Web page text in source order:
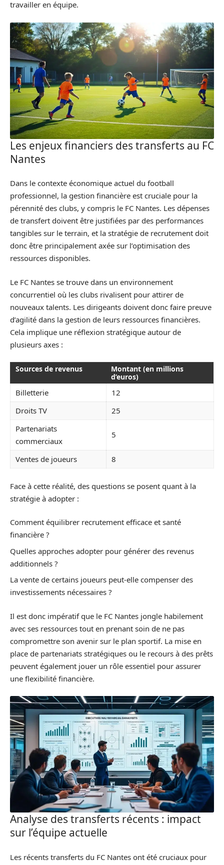
travailler en équipe.
Les enjeux financiers des transferts au FC
Nantes
Dans le contexte économique actuel du football
professionnel, la gestion financière est cruciale pour la
pérennité des clubs, y compris le FC Nantes. Les dépenses
de transfert doivent être justifiées par des performances
tangibles sur le terrain, et la stratégie de recrutement doit
donc être principalement axée sur l’optimisation des
ressources disponibles.
Le FC Nantes se trouve dans un environnement
concurrentiel où les clubs rivalisent pour attirer de
nouveaux talents. Les dirigeants doivent donc faire preuve
d’agilité dans la gestion de leurs ressources financières.
Cela implique une réflexion stratégique autour de
plusieurs axes :
Sources de revenus
Montant (en millions
d’euros)
Billetterie
12
Droits TV
25
Partenariats
commerciaux
5
Ventes de joueurs 8
Face à cette réalité, des questions se posent quant à la
stratégie à adopter :
Comment équilibrer recrutement efficace et santé
financière ?
Quelles approches adopter pour générer des revenus
additionnels ?
La vente de certains joueurs peut-elle compenser des
investissements nécessaires ?
Il est donc impératif que le FC Nantes jongle habilement
avec ses ressources tout en prenant soin de ne pas
compromettre son avenir sur le plan sportif. La mise en
place de partenariats stratégiques ou le recours à des prêts
peuvent également jouer un rôle essentiel pour assurer
une flexibilité financière.
Analyse des transferts récents : impact
sur l’équipe actuelle
Les récents transferts du FC Nantes ont été cruciaux pour